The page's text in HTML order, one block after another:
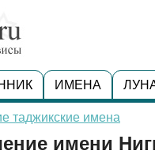
ИМЕНА
таджикские имена
имени